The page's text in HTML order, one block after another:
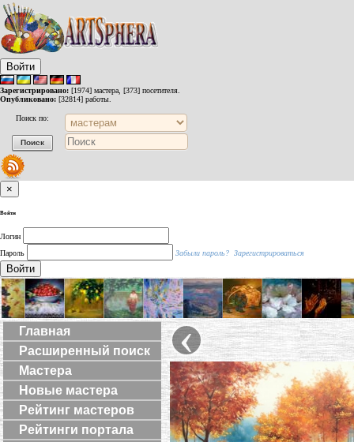
Войти
Зарегистрировано: [1974] мастера, [373] посетителя.
Опубликовано: [32814] работы.
Поиск по:
×
Войти
Логин
Пароль
Забыли пароль? Зарегистрироваться
Войти
Главная
Расширенный поиск
Мастера
Новые мастера
Рейтинг мастеров
Рейтинги портала
‹